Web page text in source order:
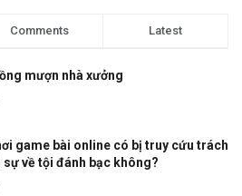
Comments Latest
mượn nhà xưởng
game bài online có bị truy cứu trách
sự về tội đánh bạc không?